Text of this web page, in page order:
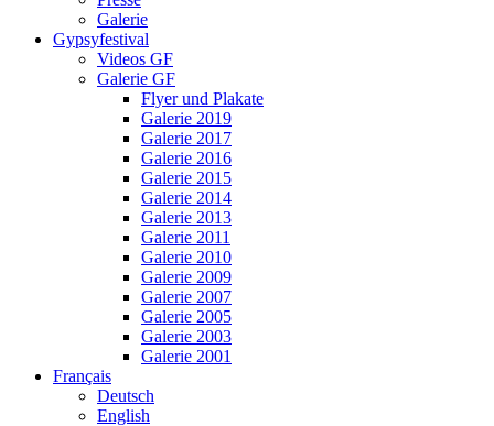
Galerie
Gypsyfestival
Videos GF
Galerie GF
Flyer und Plakate
Galerie 2019
Galerie 2017
Galerie 2016
Galerie 2015
Galerie 2014
Galerie 2013
Galerie 2011
Galerie 2010
Galerie 2009
Galerie 2007
Galerie 2005
Galerie 2003
Galerie 2001
Français
Deutsch
English